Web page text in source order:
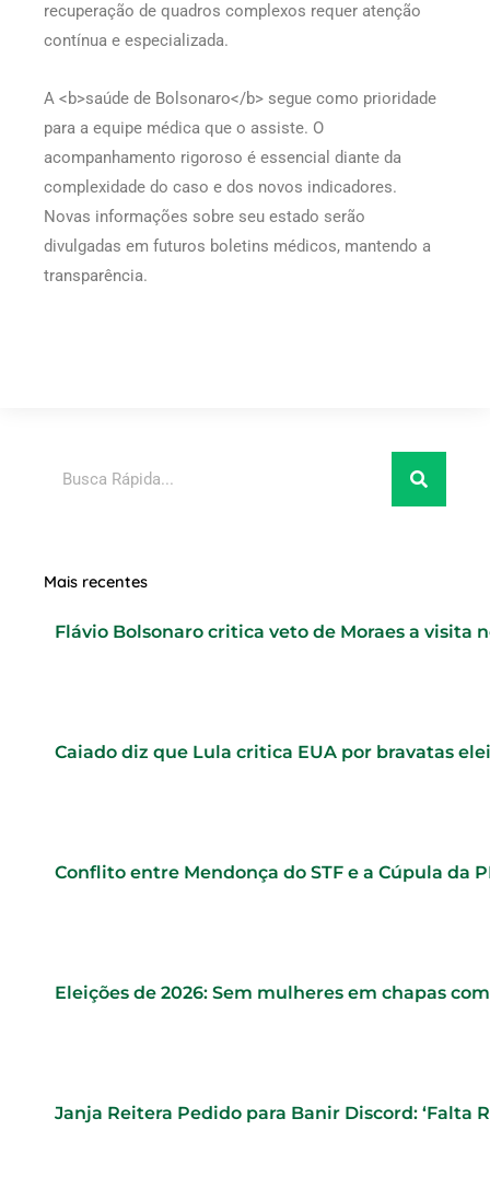
recuperação de quadros complexos requer atenção
contínua e especializada.
A <b>saúde de Bolsonaro</b> segue como prioridade
para a equipe médica que o assiste. O
acompanhamento rigoroso é essencial diante da
complexidade do caso e dos novos indicadores.
Novas informações sobre seu estado serão
divulgadas em futuros boletins médicos, mantendo a
transparência.
Mais recentes
Flávio Bolsonaro critica veto de Moraes a visita
Caiado diz que Lula critica EUA por bravatas
Conflito entre Mendonça do STF e a Cúpula da
Eleições de 2026: Sem mulheres em chapas
Janja Reitera Pedido para Banir Discord: ‘Falta